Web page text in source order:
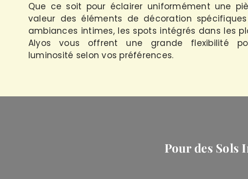
Que ce soit pour éclairer uniformément une
valeur des éléments de décoration
ambiances intimes, les spots intégrés dans les
Alyos vous offrent une grande flexibilité
luminosité selon vos préférences.
Pour des Sols